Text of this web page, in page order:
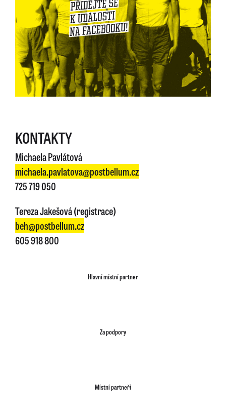
KONTAKTY
Michaela Pavlátová
michaela.pavlatova@postbellum.cz
725 719 050
Tereza Jakešová (registrace)
beh@postbellum.cz
605 918 800
Hlavní místní partner
Za podpory
Místní partneři